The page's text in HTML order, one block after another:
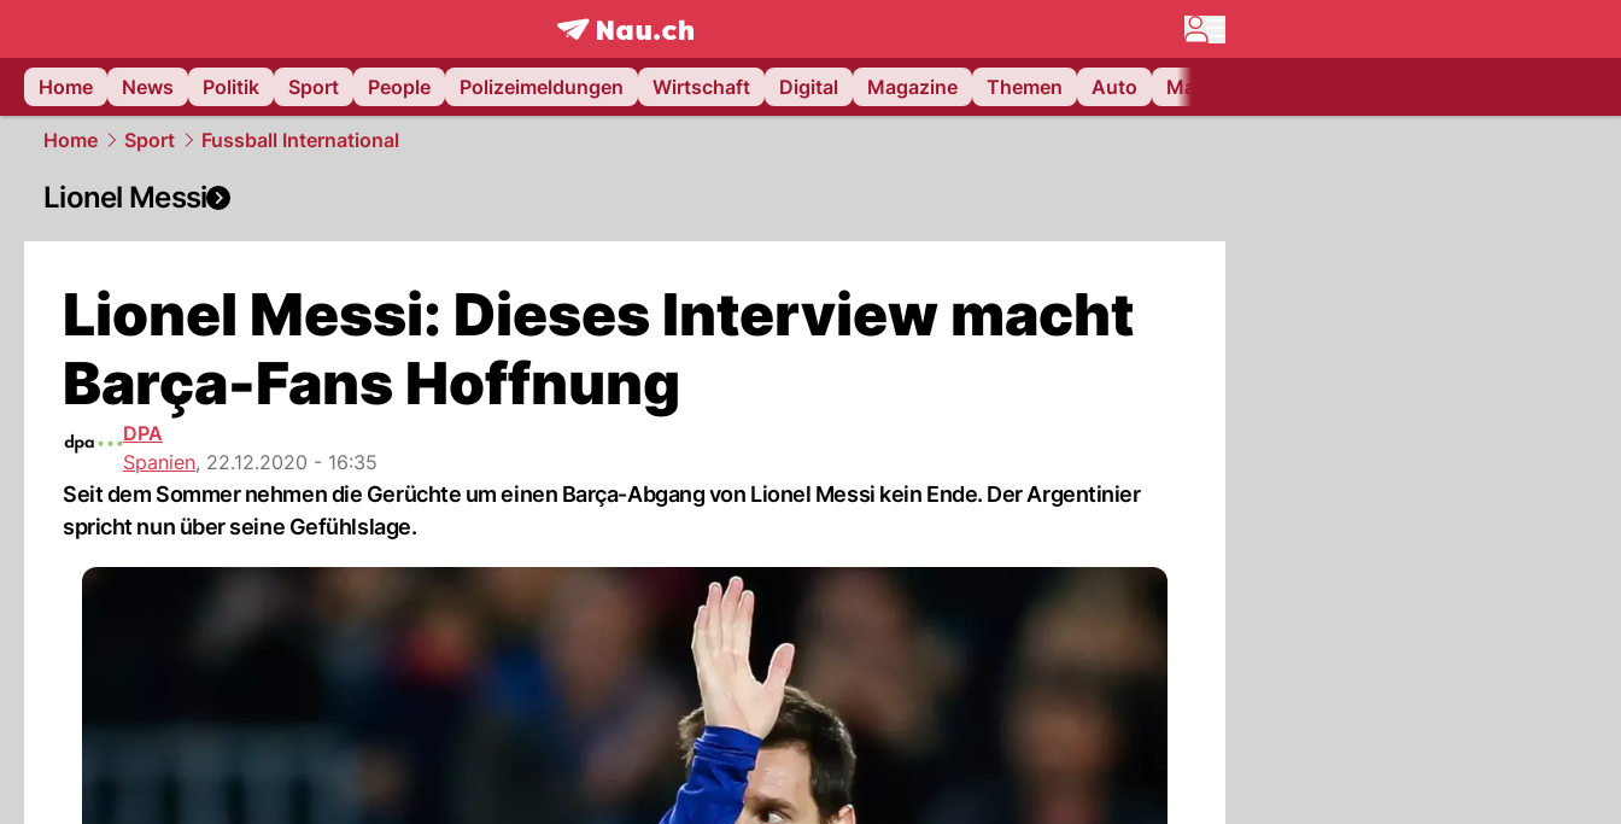
frontpage.NAU.ch
Home
News Politik Sport People Polizeimeldungen Wirtschaft Digital Magazine Themen Auto Matchcenter
Home Sport Fussball International
Lionel Messi
Lionel Messi: Dieses Interview macht
Barça-Fans Hoffnung
DPA
Spanien, 22.12.2020 - 16:35
Seit dem Sommer nehmen die Gerüchte um einen Barça-Abgang von Lionel Messi kein Ende. Der Argentinier
spricht nun über seine Gefühlslage.